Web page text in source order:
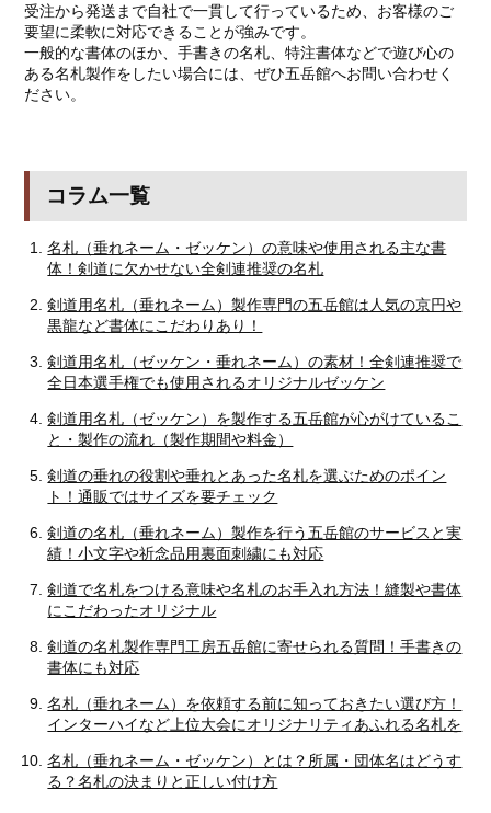
受注から発送まで自社で一貫して行っているため、お客様のご
要望に柔軟に対応できることが強みです。
一般的な書体のほか、手書きの名札、特注書体などで遊び心の
ある名札製作をしたい場合には、ぜひ五岳館へお問い合わせく
ださい。
コラム一覧
名札（垂れネーム・ゼッケン）の意味や使用される主な書
体！剣道に欠かせない全剣連推奨の名札
剣道用名札（垂れネーム）製作専門の五岳館は人気の京円や
黒龍など書体にこだわりあり！
剣道用名札（ゼッケン・垂れネーム）の素材！全剣連推奨で
全日本選手権でも使用されるオリジナルゼッケン
剣道用名札（ゼッケン）を製作する五岳館が心がけているこ
と・製作の流れ（製作期間や料金）
剣道の垂れの役割や垂れとあった名札を選ぶためのポイン
ト！通販ではサイズを要チェック
剣道の名札（垂れネーム）製作を行う五岳館のサービスと実
績！小文字や祈念品用裏面刺繍にも対応
剣道で名札をつける意味や名札のお手入れ方法！縫製や書体
にこだわったオリジナル
剣道の名札製作専門工房五岳館に寄せられる質問！手書きの
書体にも対応
名札（垂れネーム）を依頼する前に知っておきたい選び方！
インターハイなど上位大会にオリジナリティあふれる名札を
名札（垂れネーム・ゼッケン）とは？所属・団体名はどうす
る？名札の決まりと正しい付け方